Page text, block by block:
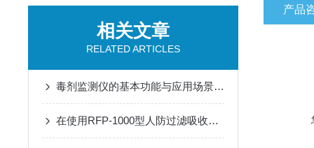
相关文章
RELATED ARTICLES
毒剂监测仪的基本功能与应用场景说明
在使用RFP-1000型人防过滤吸收器时需要遵循的安全操作规程
产品